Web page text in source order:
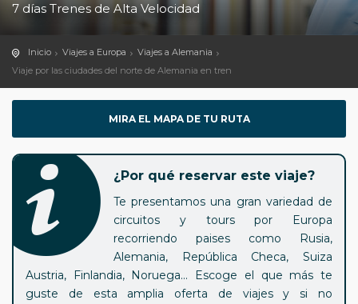
7 días Trenes de Alta Velocidad
Inicio Viajes a Europa
Viajes a Alemania
Viaje por las ciudades del norte de Alemania en tren
MIRA EL MAPA DE TU RUTA
¿Por qué reservar este viaje?
Te presentamos una gran variedad de
circuitos y tours por Europa
recorriendo paises como Rusia,
Alemania, República Checa, Suiza
Austria, Finlandia, Noruega... Escoge el que más te
guste de esta amplia oferta de viajes y si no